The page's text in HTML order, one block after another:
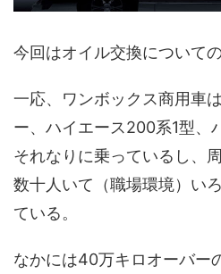
今回はオイル交換について
一応、ワンボックス商用車
ー、ハイエース200系1型、
それなりに乗っているし、
数十人いて（職場環境）い
ている。
なかには40万キロオーバー